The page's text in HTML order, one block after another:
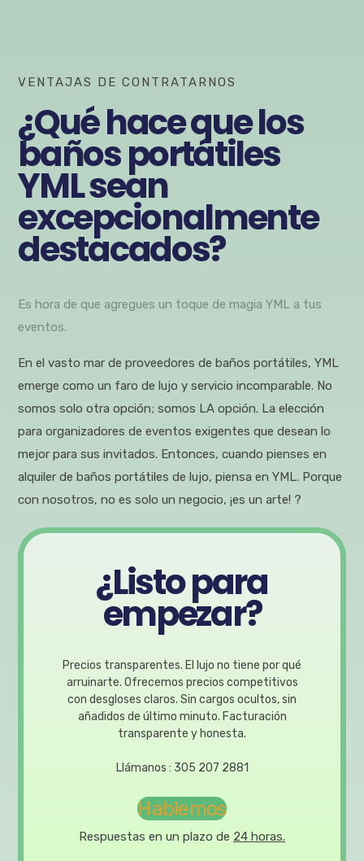
VENTAJAS DE CONTRATARNOS
¿Qué hace que los
baños portátiles
YML sean
excepcionalmente
destacados?
Es hora de que agregues un toque de magia YML a tus
eventos.
En el vasto mar de proveedores de baños portátiles, YML
emerge como un faro de lujo y servicio incomparable. No
somos solo otra opción; somos LA opción. La elección
para organizadores de eventos exigentes que desean lo
mejor para sus invitados. Entonces, cuando pienses en
alquiler de baños portátiles de lujo, piensa en YML. Porque
con nosotros, no es solo un negocio, ¡es un arte! ?
¿Listo para
empezar?
Precios transparentes. El lujo no tiene por qué
arruinarte. Ofrecemos precios competitivos
con desgloses claros. Sin cargos ocultos, sin
añadidos de último minuto. Facturación
transparente y honesta.
Llámanos : 305 207 2881
Hablemos
Respuestas en un plazo de 24 horas.